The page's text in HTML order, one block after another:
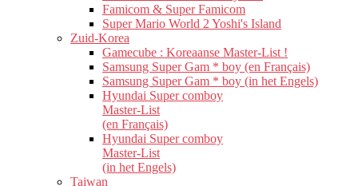
Famicom & Super Famicom
Super Mario World 2 Yoshi's Island
Zuid-Korea
Gamecube : Koreaanse Master-List !
Samsung Super Gam * boy (en Français)
Samsung Super Gam * boy (in het Engels)
Hyundai Super comboy
Master-List
(en Français)
Hyundai Super comboy
Master-List
(in het Engels)
Taiwan